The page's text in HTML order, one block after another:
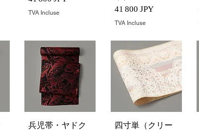
TVA Incluse Prix
41 800 JPY
TVA Incluse
Aperçu rapide
兵児帯・ヤドク
Aperçu rapide
四寸単（クリー